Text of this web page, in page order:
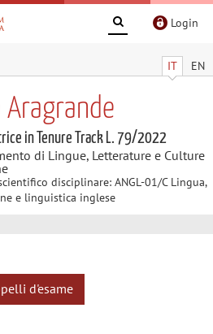
Login
IT EN
Aragrande
in Tenure Track L. 79/2022
di Lingue, Letterature e Culture
disciplinare: ANGL-01/C Lingua,
e linguistica inglese
d'esame